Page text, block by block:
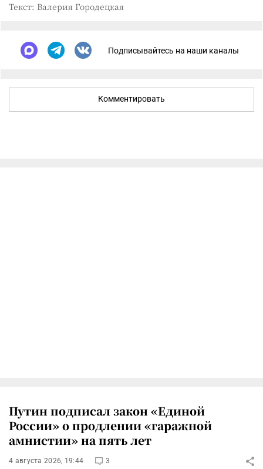
Текст: Валерия Городецкая
Подписывайтесь на наши каналы
Комментировать
Путин подписал закон «Единой
России» о продлении «гаражной
амнистии» на пять лет
4 августа 2026, 19:44 3